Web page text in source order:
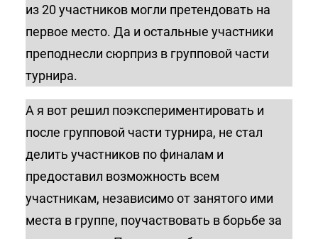
из 20 участников могли претендовать на
первое место. Да и остальные участники
преподнесли сюрприз в групповой части
турнира.
А я вот решил поэкспериментировать и
после групповой части турнира, не стал
делить участников по финалам и
предоставил возможность всем
участникам, независимо от занятого ими
места в группе, поучаствовать в борьбе за